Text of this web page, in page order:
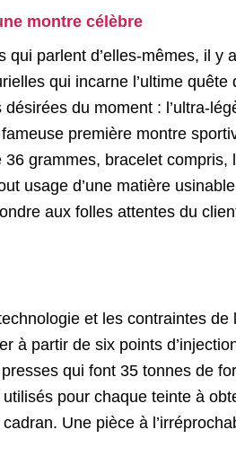
montre célèbre
qui parlent d’elles-mêmes, il y
qui incarne l’ultime quête
du moment : l’ultra-
première montre
36 grammes, bracelet compris,
usage d’une matière
aux folles attentes du
et les contraintes de
à partir de six points
qui font 35 tonnes de
pour chaque teinte à
Une pièce à